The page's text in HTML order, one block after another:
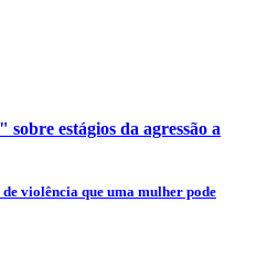
estágios da agressão a
violência que uma mulher pode